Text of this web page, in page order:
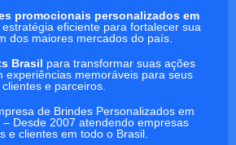
promocionais personalizados em
eficiente para fortalecer sua
dos maiores mercados do país.
Brasil para transformar suas ações
experiências memoráveis para seus
clientes e parceiros.
de Brindes Personalizados em
– Desde 2007 atendendo empresas
e clientes em todo o Brasil.